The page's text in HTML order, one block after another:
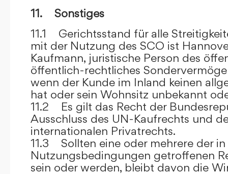
11. Sonstiges
11.1 Gerichtsstand für alle
mit der Nutzung des SCO ist
Kaufmann, juristische Person des
öffentlich-rechtliches
wenn der Kunde im Inland keinen
hat oder sein Wohnsitz unbekannt
11.2 Es gilt das Recht der
Ausschluss des UN-Kaufrechts und
internationalen Privatrechts.
11.3 Sollten eine oder mehrere der in
Nutzungsbedingungen getroffenen
sein oder werden, bleibt davon die